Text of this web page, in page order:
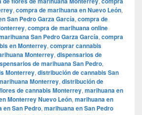
, compra de marihuana en Nuevo León,
San Pedro Garza García, compra de
, compra de marihuana online
San Pedro Garza García, compra
en Monterrey, comprar cannabis
Monterrey, dispensarios de
de marihuana San Pedro,
Monterrey, distribución de cannabis San
Monterrey, distribución de
de cannabis Monterrey, marihuana en
Monterrey Nuevo León, marihuana en
en San Pedro, marihuana en San Pedro